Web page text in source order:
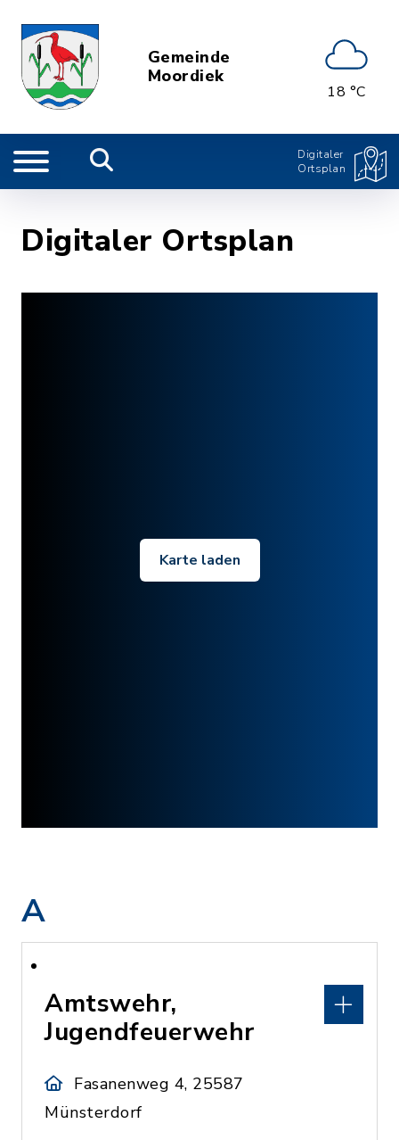
Gemeinde
Moordiek
18 °C
Digitaler
Ortsplan
Digitaler Ortsplan
Karte laden
A
Amtswehr,
Jugendfeuerwehr
Fasanenweg 4, 25587
Münsterdorf